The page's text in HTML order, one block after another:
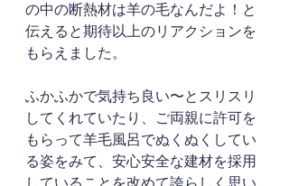
の中の断熱材は羊の毛なんだよ！と
伝えると期待以上のリアクションを
もらえました。
ふかふかで気持ち良い〜とスリスリ
してくれていたり、ご両親に許可を
もらって羊毛風呂でぬくぬくしてい
る姿をみて、安心安全な建材を採用